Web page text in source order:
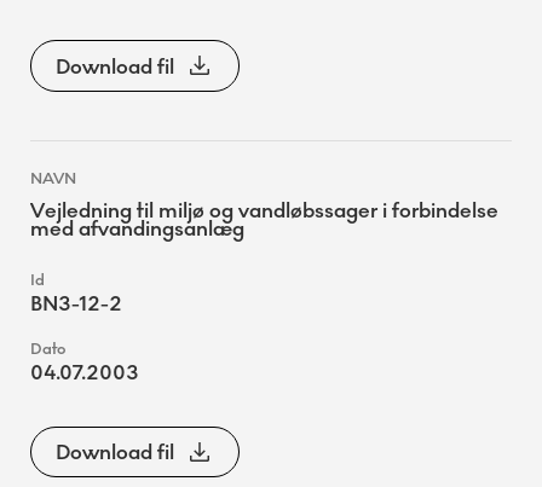
Download fil
Vejledning til miljø og vandløbssager i forbindelse
med afvandingsanlæg
BN3-12-2
04.07.2003
Download fil